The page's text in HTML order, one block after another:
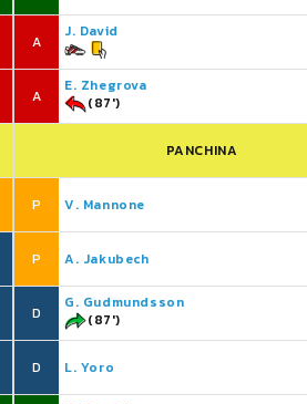
A
J. David
A
E. Zhegrova
(87')
PANCHINA
P V. Mannone
P A. Jakubech
D
G. Gudmundsson
(87')
D L. Yoro